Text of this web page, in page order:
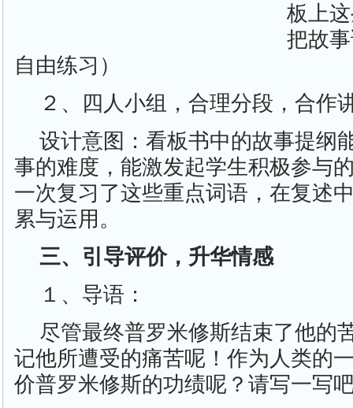
板上
把故
自由练习）
２、四人小组，合理分段，合作
设计意图：看板书中的故事提纲
事的难度，能激发起学生积极参与
一次复习了这些重点词语，在复述
累与运用。
三、引导评价，升华情感
１、导语：
尽管最终普罗米修斯结束了他的
记他所遭受的痛苦呢！作为人类的
价普罗米修斯的功绩呢？请写一写